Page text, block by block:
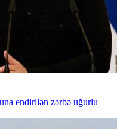
endirilən zərbə uğurlu